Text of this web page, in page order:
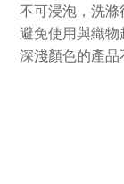
不可浸泡，洗
避免使用與織
深淺顏色的產